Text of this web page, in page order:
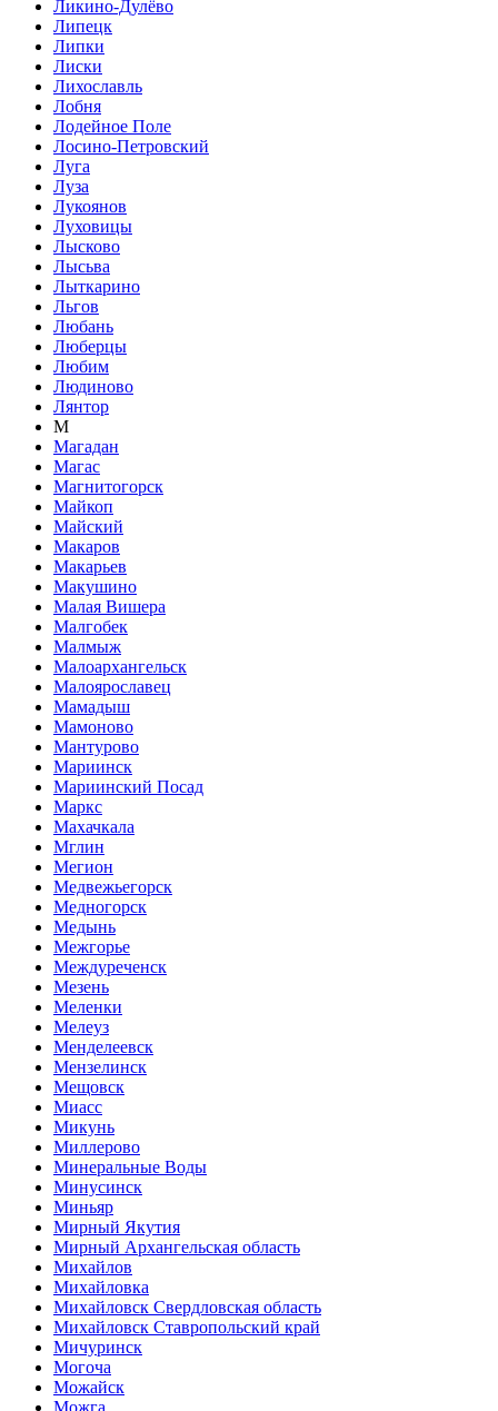
Ликино-Дулёво
Липецк
Липки
Лиски
Лихославль
Лобня
Лодейное Поле
Лосино-Петровский
Луга
Луза
Лукоянов
Луховицы
Лысково
Лысьва
Лыткарино
Льгов
Любань
Люберцы
Любим
Людиново
Лянтор
М
Магадан
Магас
Магнитогорск
Майкоп
Майский
Макаров
Макарьев
Макушино
Малая Вишера
Малгобек
Малмыж
Малоархангельск
Малоярославец
Мамадыш
Мамоново
Мантурово
Мариинск
Мариинский Посад
Маркс
Махачкала
Мглин
Мегион
Медвежьегорск
Медногорск
Медынь
Межгорье
Междуреченск
Мезень
Меленки
Мелеуз
Менделеевск
Мензелинск
Мещовск
Миасс
Микунь
Миллерово
Минеральные Воды
Минусинск
Миньяр
Мирный Якутия
Мирный Архангельская область
Михайлов
Михайловка
Михайловск Свердловская область
Михайловск Ставропольский край
Мичуринск
Могоча
Можайск
Можга